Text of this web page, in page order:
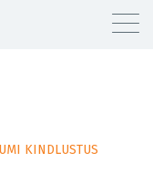
KINDLUSTUS